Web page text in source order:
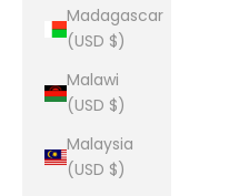
Madagascar
(USD $)
Malawi
(USD $)
Malaysia
(USD $)